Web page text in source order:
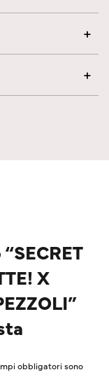
X
obbligatori sono